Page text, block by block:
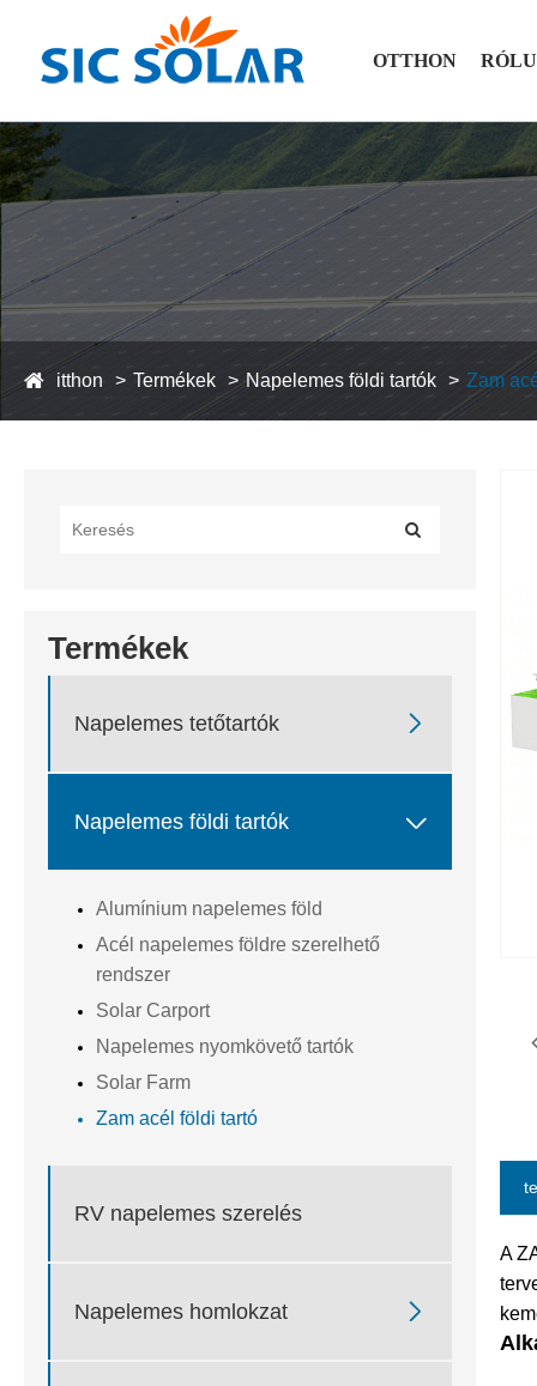
OTTHON
itthon Termékek Napelemes földi tartók Zam
Termékek
Napelemes tetőtartók 
Napelemes földi tartók 
Alumínium napelemes föld
Acél napelemes földre szerelhető
rendszer
Solar Carport
Napelemes nyomkövető tartók
Solar Farm
Zam acél földi tartó
RV napelemes szerelés
Napelemes homlokzat 
A